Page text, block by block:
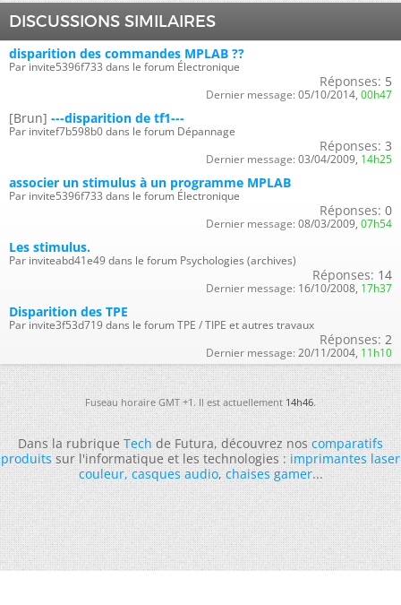
DISCUSSIONS SIMILAIRES
disparition des commandes MPLAB ??
Par invite5396f733 dans le forum Électronique
Réponses: 5
Dernier message: 05/10/2014, 00h47
[Brun] ---disparition de tf1---
Par invitef7b598b0 dans le forum Dépannage
Réponses: 3
Dernier message: 03/04/2009, 14h25
associer un stimulus à un programme MPLAB
Par invite5396f733 dans le forum Électronique
Réponses: 0
Dernier message: 08/03/2009, 07h54
Les stimulus.
Par inviteabd41e49 dans le forum Psychologies (archives)
Réponses: 14
Dernier message: 16/10/2008, 17h37
Disparition des TPE
Par invite3f53d719 dans le forum TPE / TIPE et autres travaux
Réponses: 2
Dernier message: 20/11/2004, 11h10
Fuseau horaire GMT +1. Il est actuellement14h46.
Dans la rubriqueTechde Futura, découvrez noscomparatifs
produitssur l'informatique et les technologies :imprimantes laser
couleur,casques audio,chaises gamer...